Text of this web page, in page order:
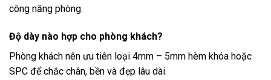
công năng phòng.
Độ dày nào hợp cho phòng khách?
Phòng khách nên ưu tiên loại 4mm – 5mm hèm khóa hoặc
SPC để chắc chân, bền và đẹp lâu dài.